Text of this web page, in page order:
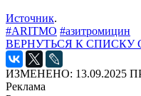
Источник.
#ARITMO #азитромицин
ВЕРНУТЬСЯ К СПИСКУ
ИЗМЕНЕНО: 13.09.2025
Реклама